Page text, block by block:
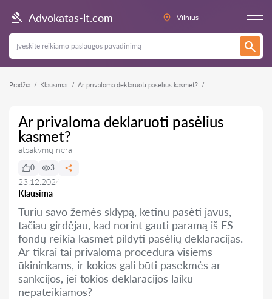
Advokatas-lt.com Vilnius
Pradžia Klausimai Ar privaloma deklaruoti pasėlius kasmet?
Ar privaloma deklaruoti pasėlius
kasmet?
atsakymų nėra
Klausima
0 3
23.12.2024
Turiu savo žemės sklypą, ketinu pasėti javus,
tačiau girdėjau, kad norint gauti paramą iš ES
fondų reikia kasmet pildyti pasėlių deklaracijas.
Ar tikrai tai privaloma procedūra visiems
ūkininkams, ir kokios gali būti pasekmės ar
sankcijos, jei tokios deklaracijos laiku
nepateikiamos?